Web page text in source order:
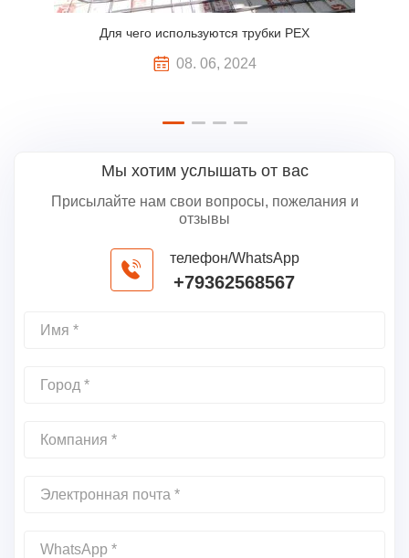
Для чего используются трубки PEX
08. 06, 2024
Мы хотим услышать от вас
Присылайте нам свои вопросы, пожелания и
отзывы
телефон/WhatsApp
+79362568567